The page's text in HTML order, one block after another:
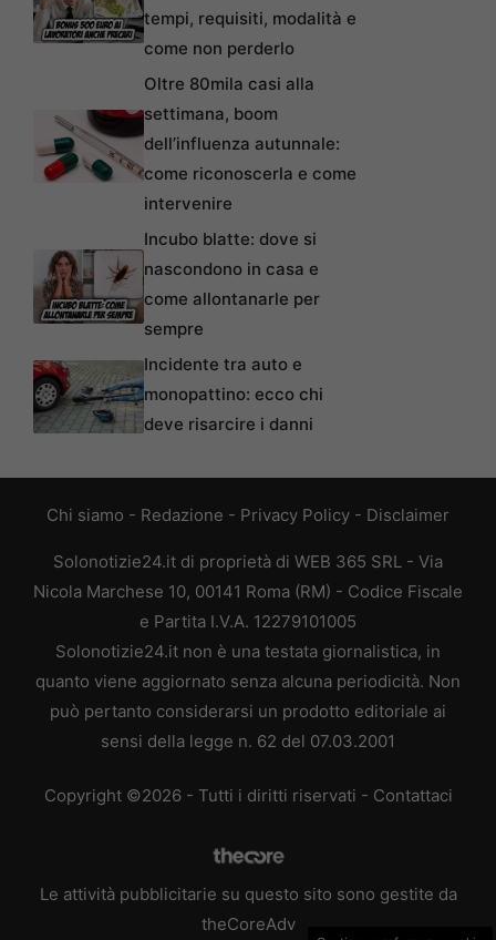
tempi, requisiti, modalità e
come non perderlo
Oltre 80mila casi alla
settimana, boom
dell’influenza autunnale:
come riconoscerla e come
intervenire
Incubo blatte: dove si
nascondono in casa e
come allontanarle per
sempre
Incidente tra auto e
monopattino: ecco chi
deve risarcire i danni
Chi siamo - Redazione - Privacy Policy - Disclaimer
Solonotizie24.it di proprietà di WEB 365 SRL - Via
Nicola Marchese 10, 00141 Roma (RM) - Codice Fiscale
e Partita I.V.A. 12279101005
Solonotizie24.it non è una testata giornalistica, in
quanto viene aggiornato senza alcuna periodicità. Non
può pertanto considerarsi un prodotto editoriale ai
sensi della legge n. 62 del 07.03.2001
Copyright ©2026 - Tutti i diritti riservati - Contattaci
Le attività pubblicitarie su questo sito sono gestite da
theCoreAdv